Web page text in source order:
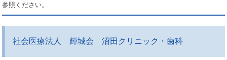
参照ください。
社会医療法人 輝城会 沼田クリニック・歯科